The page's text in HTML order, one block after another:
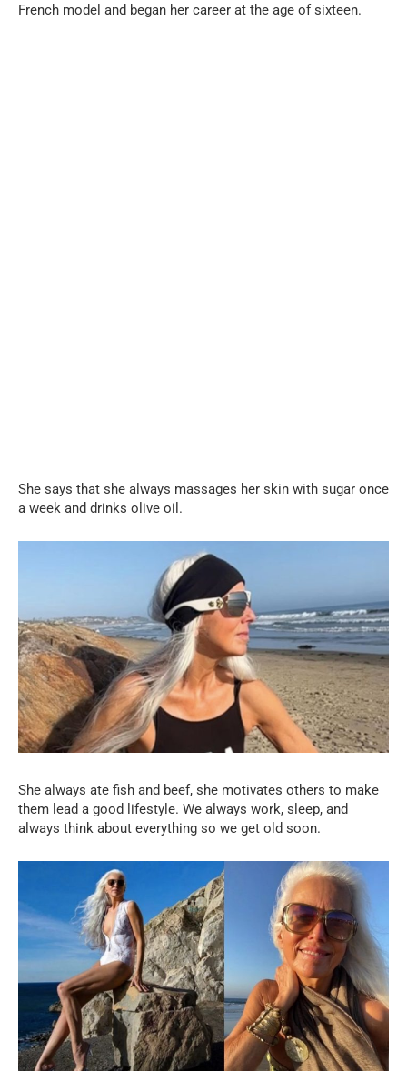
French model and began her career at the age of sixteen.
She says that she always massages her skin with sugar once
a week and drinks olive oil.
She always ate fish and beef, she motivates others to make
them lead a good lifestyle. We always work, sleep, and
always think about everything so we get old soon.